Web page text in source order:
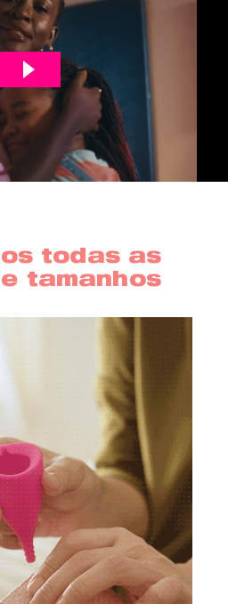
todas as
tamanhos